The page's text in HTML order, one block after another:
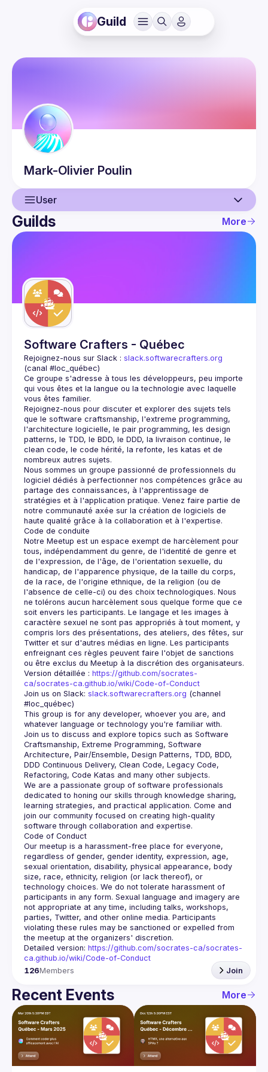
Guild
Mark-Olivier Poulin
User
User
Guilds
Guilds More
Software Crafters - Québec
Rejoignez-nous sur Slack : slack.softwarecrafters.org
(canal #loc_québec)
Ce groupe s'adresse à tous les développeurs, peu importe
qui vous êtes et la langue ou la technologie avec laquelle
Rejoignez-nous pour discuter et explorer des sujets tels
que le software craftsmanship, l'extreme programming,
l'architecture logicielle, le pair programming, les design
patterns, le TDD, le BDD, le DDD, la livraison continue, le
clean code, le code hérité, la refonte, les katas et de
Nous sommes un groupe passionné de professionnels du
logiciel dédiés à perfectionner nos compétences grâce au
partage des connaissances, à l'apprentissage de
stratégies et à l'application pratique. Venez faire partie de
notre communauté axée sur la création de logiciels de
Notre Meetup est un espace exempt de harcèlement pour
tous, indépendamment du genre, de l'identité de genre et
de l'expression, de l'âge, de l'orientation sexuelle, du
handicap, de l'apparence physique, de la taille du corps,
de la race, de l'origine ethnique, de la religion (ou de
l'absence de celle-ci) ou des choix technologiques. Nous
ne tolérons aucun harcèlement sous quelque forme que ce
soit envers les participants. Le langage et les images à
caractère sexuel ne sont pas appropriés à tout moment, y
compris lors des présentations, des ateliers, des fêtes, sur
Twitter et sur d'autres médias en ligne. Les participants
enfreignant ces règles peuvent faire l'objet de sanctions
Version détaillée : https://github.com/socrates-
ca/socrates-ca.github.io/wiki/Code-of-Conduct
Join us on Slack: slack.softwarecrafters.org (channel
#loc_québec)
This group is for any developer, whoever you are, and
Join us to discuss and explore topics such as Software
Craftsmanship, Extreme Programming, Software
Architecture, Pair/Ensemble, Design Patterns, TDD, BDD,
DDD Continuous Delivery, Clean Code, Legacy Code,
We are a passionate group of software professionals
dedicated to honing our skills through knowledge sharing,
learning strategies, and practical application. Come and
join our community focused on creating high-quality
Our meetup is a harassment-free place for everyone,
regardless of gender, gender identity, expression, age,
sexual orientation, disability, physical appearance, body
size, race, ethnicity, religion (or lack thereof), or
technology choices. We do not tolerate harassment of
participants in any form. Sexual language and imagery are
not appropriate at any time, including talks, workshops,
parties, Twitter, and other online media. Participants
violating these rules may be sanctioned or expelled from
Detailed version: https://github.com/socrates-ca/socrates-
ca.github.io/wiki/Code-of-Conduct
126Members Join
Recent Events More